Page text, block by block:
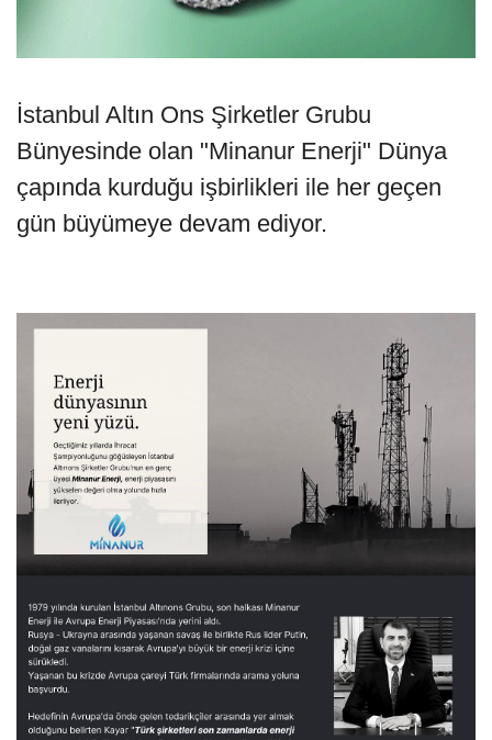
İstanbul Altın Ons Şirketler Grubu
Bünyesinde olan "Minanur Enerji" Dünya
çapında kurduğu işbirlikleri ile her geçen
gün büyümeye devam ediyor.